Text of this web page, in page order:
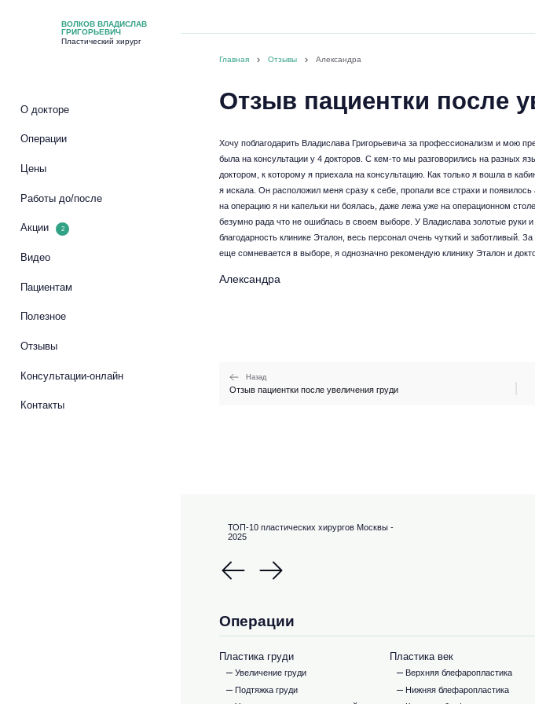
ВОЛКОВ ВЛАДИСЛАВ
ГРИГОРЬЕВИЧ
Пластический хирург
О докторе
Операции
Цены
Работы до/после
Акции 2
Видео
Пациентам
Полезное
Отзывы
Консультации-онлайн
Контакты
Главная Отзывы Александра
Отзыв пациентки после
Хочу поблагодарить Владислава Григорьевича за профессионализм и мою
была на консультации у 4 докторов. С кем-то мы разговорились на разных
доктором, к которому я приехала на консультацию. Как только я вошла в
я искала. Он расположил меня сразу к себе, пропали все страхи и
на операцию я ни капельки ни боялась, даже лежа уже на операционном
безумно рада что не ошиблась в своем выборе. У Владислава золотые
благодарность клинике Эталон, весь персонал очень чуткий и заботливый.
еще сомневается в выборе, я однозначно рекомендую клинику Эталон и
Александра
Назад
Отзыв пациентки после увеличения груди
ТОП-10 пластических хирургов Москвы -
2025
Операции
Пластика груди
Увеличение груди
Подтяжка груди
Пластика век
Верхняя блефаропластика
Нижняя блефаропластика